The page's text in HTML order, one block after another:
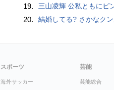
19. 三山凌輝 公私ともにピ
20. 結婚してる? さかなク
スポーツ
海外サッカー
芸能
芸能総合